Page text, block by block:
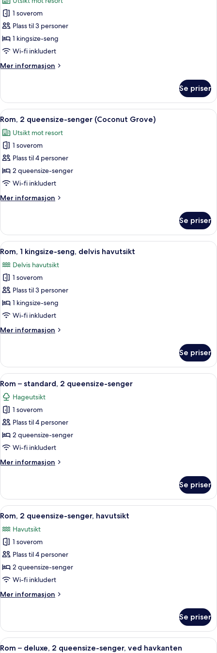
bildene
av
Rom,
1
kingsize-
1 soverom
Plass til 3 personer
1 kingsize-seng
Wi-fi inkludert
Mer informasjon
Mer
1
kingsize-
seng
Se priser
Åpne
alle
bildene
av
Rom,
2
queensize-
(Coconut
Rom, 2 queensize-senger (Coconut
11
Rom, 2 queensize-senger (Coconut Grove)
Utsikt mot resort
1 soverom
Plass til 4 personer
2 queensize-senger
Wi-fi inkludert
Mer informasjon
Mer
2
queensize-
senger
Grove)
Se priser
Åpne
alle
bildene
av
Rom,
1
kingsize-
delvis
Safe på rommet, skrivebord og
10
Rom, 1 kingsize-seng, delvis havutsikt
Delvis havutsikt
1 soverom
Plass til 3 personer
1 kingsize-seng
Wi-fi inkludert
Mer informasjon
Mer
1
kingsize-
seng,
havutsikt
Se priser
Åpne
alle
bildene
av
Rom
–
standard,
queensize-
Safe på rommet, skrivebord og
6
Rom – standard, 2 queensize-senger
Hageutsikt
1 soverom
Plass til 4 personer
2 queensize-senger
Wi-fi inkludert
Mer informasjon
Mer
–
standard,
2
queensize-
senger
Se priser
Åpne
alle
bildene
av
Rom,
2
queensize-
havutsikt
Safe på rommet, skrivebord og
6
Rom, 2 queensize-senger, havutsikt
Havutsikt
1 soverom
Plass til 4 personer
2 queensize-senger
Wi-fi inkludert
Mer informasjon
Mer
2
queensize-
senger,
Se priser
Åpne
Safe på rommet, skrivebord og
5
Rom – deluxe, 2 queensize-senger, ved havkanten